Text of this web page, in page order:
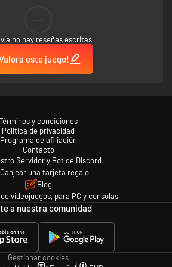
hasta seleccionar los ingredientes
Clásica
basado en turnos profundamente
y habilidades especiales para ejecutar, el
fomenta la exploración exhaustiva de
enciende el modo Cartógrafo para
13 mapas tú mismo. ¿Cuántos secretos
no hay reseñas escritas
este juego!
y condiciones
Política de privacidad
Programa de afiliación
Contacto
Servidor y Bot de Discord
Canjear una tarjeta regalo
Blog
videojuegos, para PC y consolas
a nuestra comunidad
Gestionar cookies